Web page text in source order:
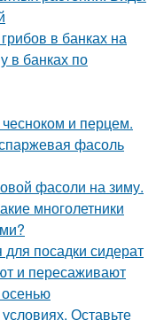
в банках на
в банках по
и перцем.
фасоль
фасоли на зиму.
многолетники
посадки сидерат
и пересаживают
Оставьте